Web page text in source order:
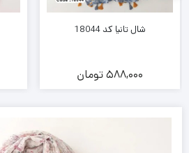
شال تانیا کد 18044
588,000تومان